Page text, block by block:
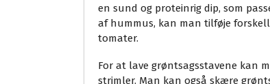
en sund og proteinrig dip, som
af hummus, kan man tilføje
tomater.
For at lave grøntsagsstavene kan
strimler. Man kan også skære